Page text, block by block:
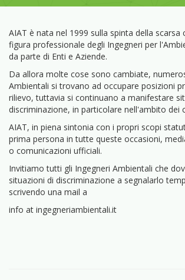
AIAT è nata nel 1999 sulla spinta della scarsa
figura professionale degli Ingegneri per
da parte di Enti e Aziende.
Da allora molte cose sono cambiate,
Ambientali si trovano ad occupare posizioni
rilievo, tuttavia si continuano a manifestare
discriminazione, in particolare nell'ambito dei
AIAT, in piena sintonia con i propri scopi
prima persona in tutte queste occasioni,
o comunicazioni ufficiali.
Invitiamo tutti gli Ingegneri Ambientali che
situazioni di discriminazione a segnalarlo
scrivendo una mail a
info at ingegneriambientali.it